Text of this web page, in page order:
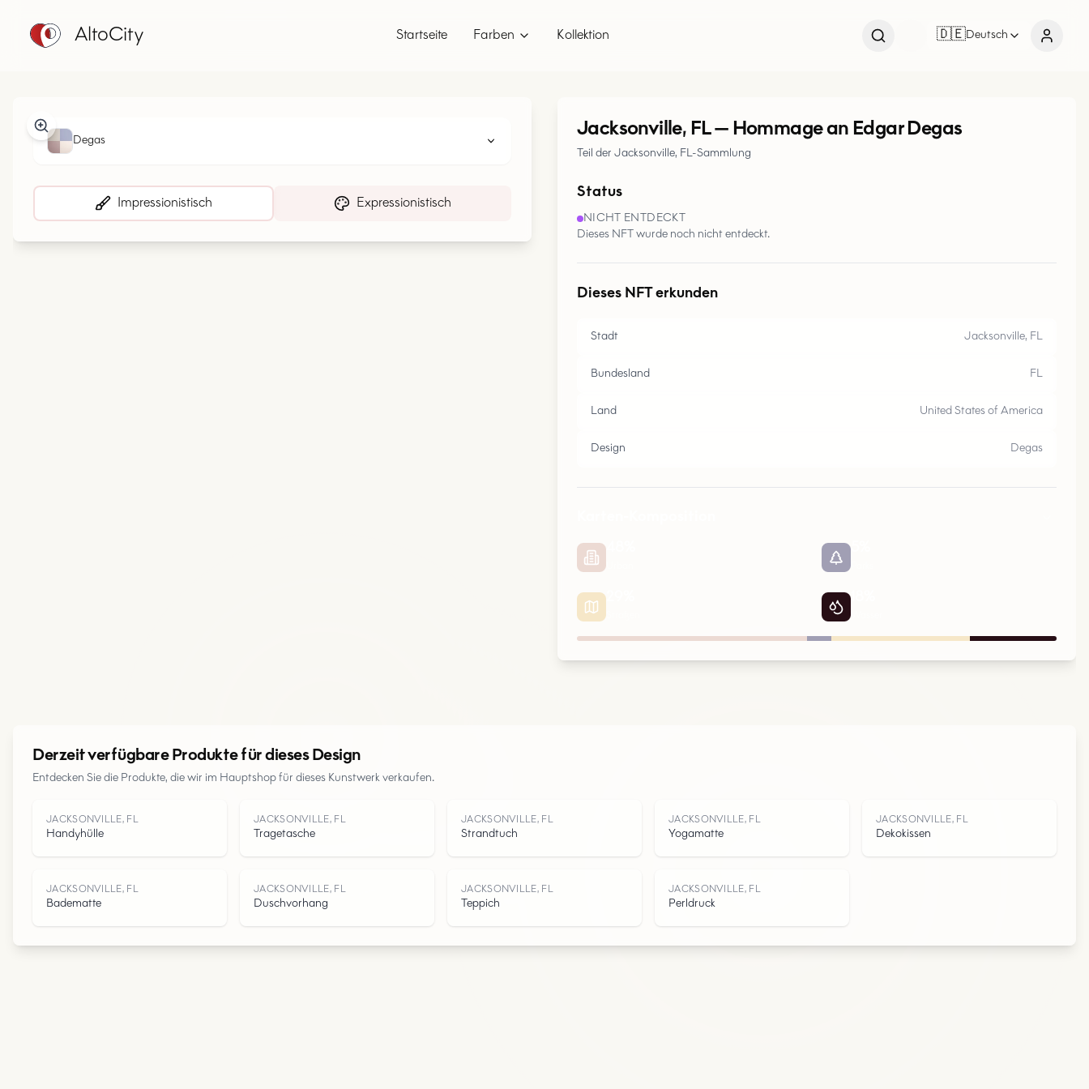
AltoCity Startseite Farben Kollektion 🇩🇪Deutsch
J
A
C
K
S
O
N
V
I
L
L
E
F
Degas
Impressionistisch Expressionistisch
Jacksonville, FL— Hommage an Edgar Degas
Teil der Jacksonville, FL-Sammlung
Status
NICHT ENTDECKT
Dieses NFT wurde noch nicht entdeckt.
Dieses NFT erkunden
Stadt Jacksonville, FL
Bundesland FL
Land United States of America
Design Degas
Derzeit verfügbare Produkte für dieses Design
Entdecken Sie die Produkte, die wir im Hauptshop für dieses Kunstwerk verkaufen.
JACKSONVILLE, FL
Handyhülle
JACKSONVILLE, FL
Tragetasche
JACKSONVILLE, FL
Strandtuch
JACKSONVILLE, FL
Yogamatte
JACKSONVILLE, FL
Dekokissen
JACKSONVILLE, FL
Badematte
JACKSONVILLE, FL
Duschvorhang
JACKSONVILLE, FL
Teppich
JACKSONVILLE, FL
Perldruck